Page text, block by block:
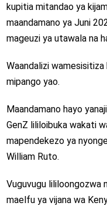
kupitia mitandao ya
maandamano ya Juni
mageuzi ya utawala na
Waandalizi
mipango yao.
Maandamano hayo
GenZ lililoibuka wakati
mapendekezo ya
William Ruto.
Vuguvugu lililoongozwa
maelfu ya vijana wa